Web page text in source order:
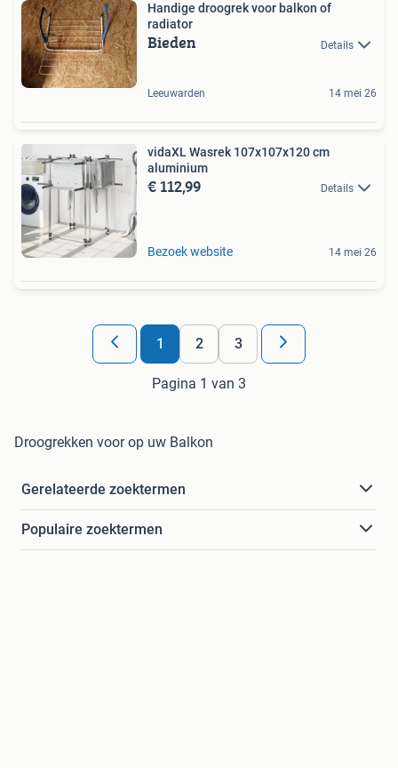
Handige droogrek voor balkon of
radiator
Bieden Details
Leeuwarden 14 mei 26
vidaXL Wasrek 107x107x120 cm
aluminium
€ 112,99 Details
Bezoek website 14 mei 26
1 2 3
Pagina 1 van 3
Droogrekken voor op uw Balkon
Gerelateerde zoektermen
Populaire zoektermen